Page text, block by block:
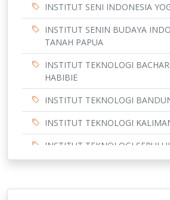
INSTITUT SENI INDONESIA
INSTITUT SENIN BUDAYA
TANAH PAPUA
INSTITUT TEKNOLOGI
HABIBIE
INSTITUT TEKNOLOGI
INSTITUT TEKNOLOGI
INSTITUT TEKNOLOGI
NOVEMBER